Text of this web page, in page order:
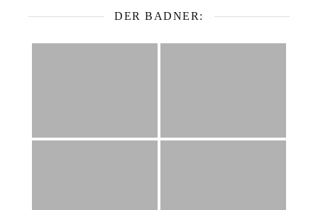
DER BADNER: